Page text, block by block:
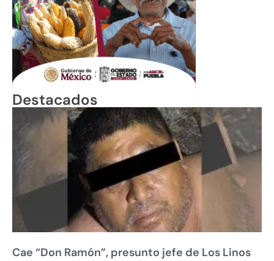
Destacados
Cae “Don Ramón”, presunto jefe de Los Linos